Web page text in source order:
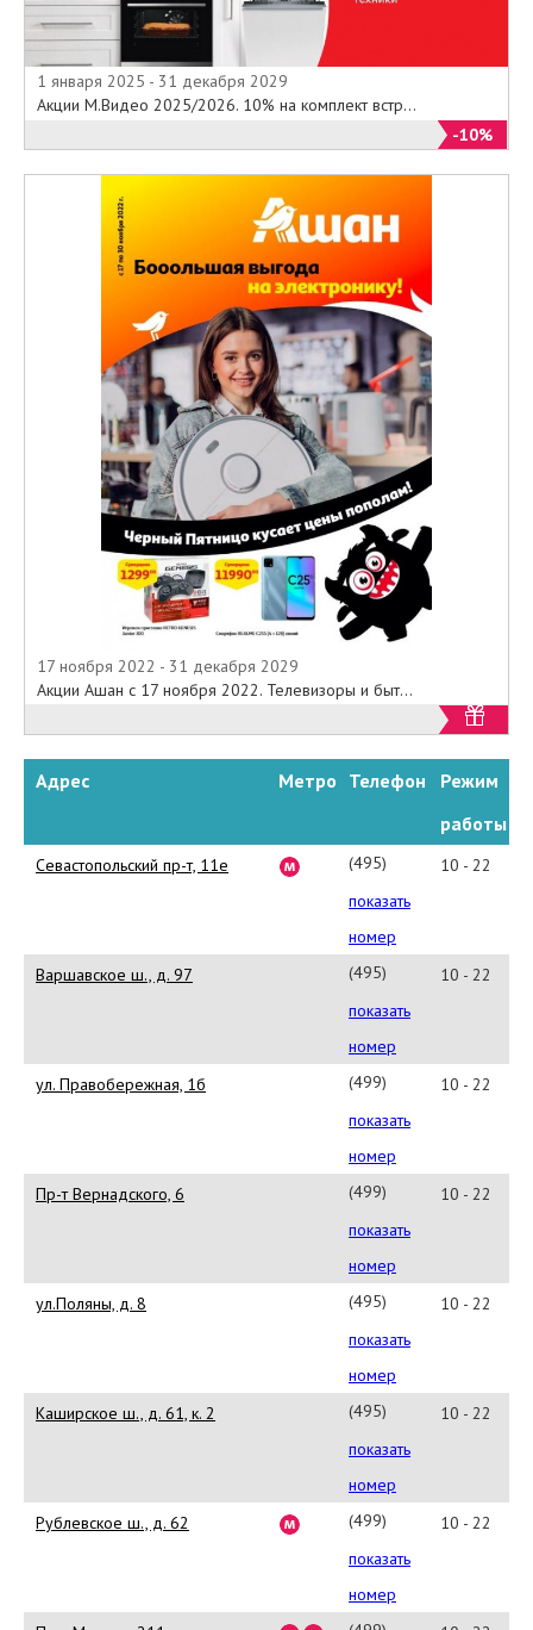
1 января 2025 - 31 декабря 2029
Акции М.Видео 2025/2026. 10% на комплект встр...
-10%
17 ноября 2022 - 31 декабря 2029
Акции Ашан с 17 ноября 2022. Телевизоры и быт...
Адрес Метро Телефон
Режим
работы
Севастопольский пр-т, 11е
(495)
662-
41-
00
показать
номер
10 - 22
Варшавское ш., д. 97
(495)
666-
23-
00
показать
номер
10 - 22
ул. Правобережная, 1б
(499)
503-
01-
00
показать
номер
10 - 22
Пр-т Вернадского, 6
(499)
503-
68-
00
показать
номер
10 - 22
ул.Поляны, д. 8
(495)
784-
72-
40
показать
номер
10 - 22
Каширское ш., д. 61, к. 2
(495)
967-
91-
00
показать
номер
10 - 22
Рублевское ш., д. 62
(499)
272-
29-
показать
номер
10 - 22